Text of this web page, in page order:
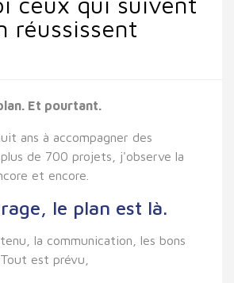
réussissent
Et pourtant.
ans à accompagner des
de 700 projets, j'observe la
et encore.
le plan est là.
la communication, les bons
est prévu,